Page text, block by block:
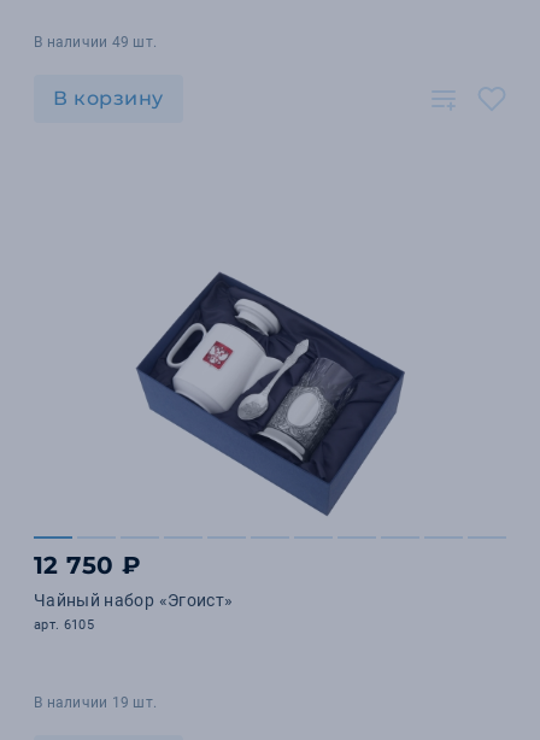
В наличии 49 шт.
В корзину
12 750 ₽
Чайный набор «Эгоист»
арт. 6105
В наличии 19 шт.